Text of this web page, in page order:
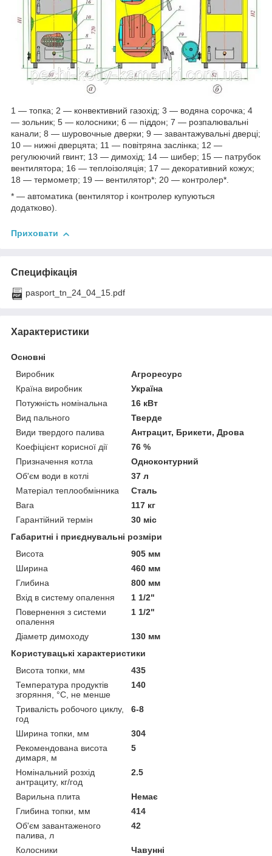
1 ― топка; 2 ― конвективний газохід; 3 ― водяна сорочка; 4
― зольник; 5 ― колосники; 6 ― піддон; 7 ― розпалювальні
канали; 8 ― шуровочные дверки; 9 ― завантажувальні дверці;
10 ― нижні дверцята; 11 ― повітряна заслінка; 12 ―
регулюючий гвинт; 13 ― димохід; 14 ― шибер; 15 ― патрубок
вентилятора; 16 ― теплоізоляція; 17 ― декоративний кожух;
18 ― термометр; 19 ― вентилятор*; 20 ― контролер*.
* ― автоматика (вентилятор і контролер купуються
додатково).
Приховати
Специфікація
pasport_tn_24_04_15.pdf
Характеристики
Основні
Виробник
Агроресурс
Країна виробник
Україна
Потужність номінальна
16 кВт
Вид пального
Тверде
Види твердого палива
Антрацит, Брикети, Дрова
Коефіцієнт корисної дії
76 %
Призначення котла
Одноконтурний
Об'єм води в котлі
37 л
Матеріал теплообмінника
Сталь
Вага
117 кг
Гарантійний термін
30 міс
Габаритні і приєднувальні розміри
Висота
905 мм
Ширина
460 мм
Глибина
800 мм
Вхід в систему опалення
1 1/2"
Повернення з системи
опалення
1 1/2"
Діаметр димоходу
130 мм
Користувацькі характеристики
Висота топки, мм
435
Температура продуктів
згоряння, °С, не менше
140
Тривалість робочого циклу,
год
6-8
Ширина топки, мм
304
Рекомендована висота
димаря, м
5
Номінальний розхід
антрациту, кг/год
2.5
Варильна плита
Немає
Глибина топки, мм
414
Об'єм завантаженого
палива, л
42
Колосники
Чавунні